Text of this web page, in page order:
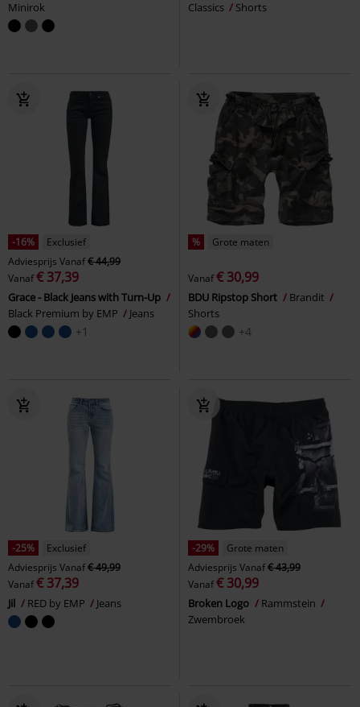
Minirok Classics Shorts
-16%
Exclusief
Adviesprijs Vanaf€ 44,99
Vanaf€ 37,39
Grace - Black Jeans with Turn-Up
Black Premium by EMP
Jeans
+1
% Grote maten
Vanaf€ 30,99
BDU Ripstop Short
Brandit
Shorts
+4
-25%
Exclusief
Adviesprijs Vanaf€ 49,99
Vanaf€ 37,39
Jil RED by EMP Jeans
-29%
Grote maten
Adviesprijs Vanaf€ 43,99
Vanaf€ 30,99
Broken Logo
Rammstein
Zwembroek